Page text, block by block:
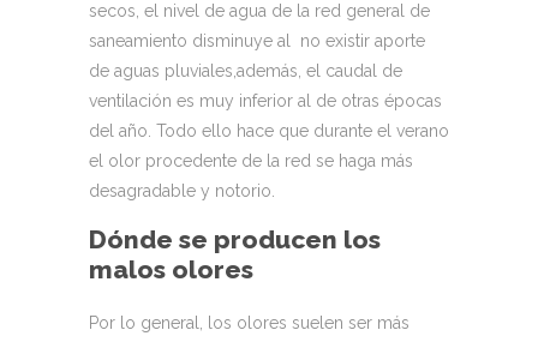
secos, el nivel de agua de la red general de
saneamiento disminuye al no existir aporte
de aguas pluviales,además, el caudal de
ventilación es muy inferior al de otras épocas
del año. Todo ello hace que durante el verano
el olor procedente de la red se haga más
desagradable y notorio.
Dónde se producen los
malos olores
Por lo general, los olores suelen ser más